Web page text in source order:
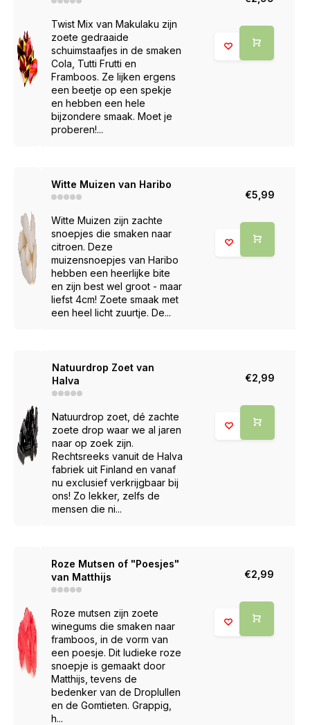
Twist Mix van Makulaku zijn
zoete gedraaide
schuimstaafjes in de smaken
Cola, Tutti Frutti en
Framboos. Ze lijken ergens
een beetje op een spekje
en hebben een hele
bijzondere smaak. Moet je
proberen!...
Witte Muizen van Haribo
Witte Muizen zijn zachte
snoepjes die smaken naar
citroen. Deze
muizensnoepjes van Haribo
hebben een heerlijke bite
en zijn best wel groot - maar
liefst 4cm! Zoete smaak met
een heel licht zuurtje. De...
€5,99
Natuurdrop Zoet van
Halva
Natuurdrop zoet, dé zachte
zoete drop waar we al jaren
naar op zoek zijn.
Rechtsreeks vanuit de Halva
fabriek uit Finland en vanaf
nu exclusief verkrijgbaar bij
ons! Zo lekker, zelfs de
mensen die ni...
€2,99
Roze Mutsen of "Poesjes"
van Matthijs
Roze mutsen zijn zoete
winegums die smaken naar
framboos, in de vorm van
een poesje. Dit ludieke roze
snoepje is gemaakt door
Matthijs, tevens de
bedenker van de Droplullen
en de Gomtieten. Grappig,
h...
€2,99